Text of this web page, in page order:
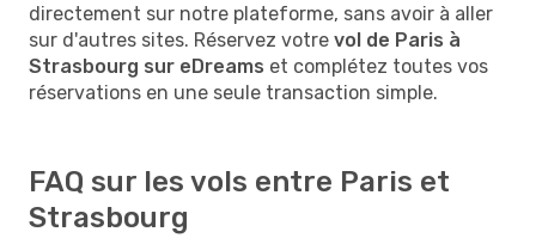
directement sur notre plateforme, sans avoir à aller
sur d'autres sites. Réservez votre vol de Paris à
Strasbourg sur eDreams et complétez toutes vos
réservations en une seule transaction simple.
FAQ sur les vols entre Paris et
Strasbourg